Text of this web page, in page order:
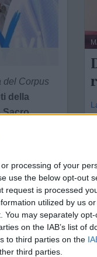
processing of your
use the below opt-out
request is processed
utilized by us
You may separately
on the IAB’s list of
to third parties on the
third parties.
del Corpus
della
Sacro
Trento,
Via
per
I
diventi